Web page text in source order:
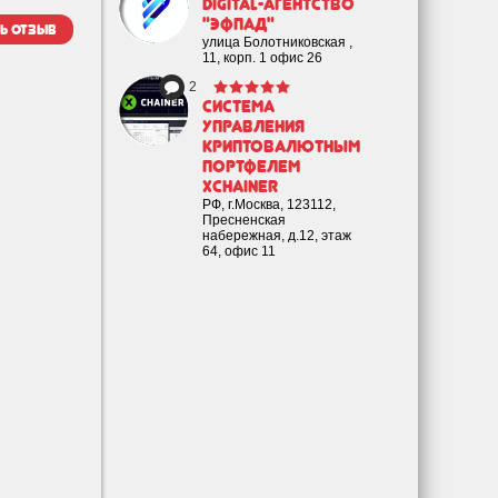
Digital-агентство
"Эфпад"
улица Болотниковская ,
11, корп. 1 офис 26
2
Cистема
управления
криптовалютным
портфелем
XChainer
РФ, г.Москва, 123112,
Пресненская
набережная, д.12, этаж
64, офис 11
отзыв